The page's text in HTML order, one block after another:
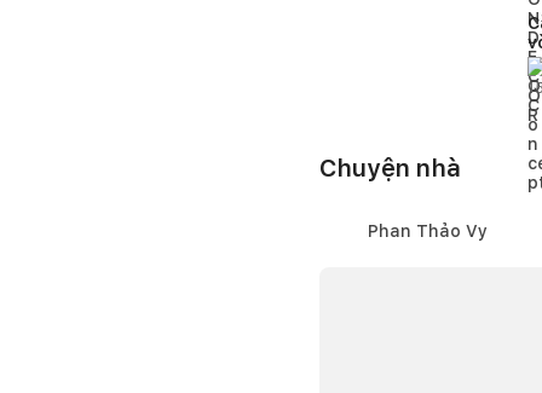
Chuyện nhà
Phan Thảo Vy